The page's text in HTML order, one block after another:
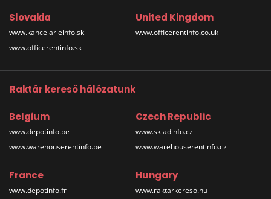
Slovakia
www.kancelarieinfo.sk
www.officerentinfo.sk
United Kingdom
www.officerentinfo.co.uk
Raktár kereső hálózatunk
Belgium
www.depotinfo.be
www.warehouserentinfo.be
Czech Republic
www.skladinfo.cz
www.warehouserentinfo.cz
France
www.depotinfo.fr
Hungary
www.raktarkereso.hu